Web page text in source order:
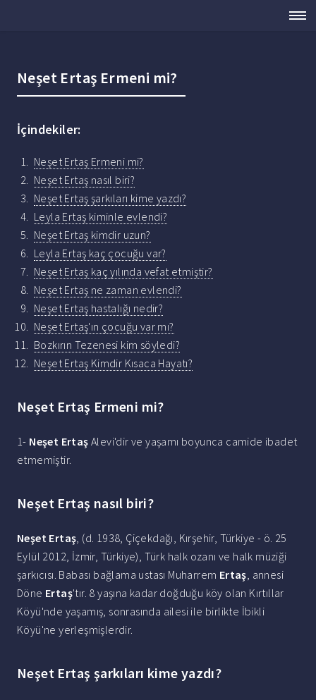
Neşet Ertaş Ermeni mi?
İçindekiler:
Neşet Ertaş Ermeni mi?
Neşet Ertaş nasıl biri?
Neşet Ertaş şarkıları kime yazdı?
Leyla Ertaş kiminle evlendi?
Neşet Ertaş kimdir uzun?
Leyla Ertaş kaç çocuğu var?
Neşet Ertaş kaç yılında vefat etmiştir?
Neşet Ertaş ne zaman evlendi?
Neşet Ertaş hastalığı nedir?
Neşet Ertaş'ın çocuğu var mı?
Bozkırın Tezenesi kim söyledi?
Neşet Ertaş Kimdir Kısaca Hayatı?
Neşet Ertaş Ermeni mi?
1- Neşet Ertaş Alevi'dir ve yaşamı boyunca camide ibadet
etmemiştir.
Neşet Ertaş nasıl biri?
Neşet Ertaş, (d. 1938, Çiçekdağı, Kırşehir, Türkiye - ö. 25
Eylül 2012, İzmir, Türkiye), Türk halk ozanı ve halk müziği
şarkıcısı. Babası bağlama ustası Muharrem Ertaş, annesi
Döne Ertaş'tır. 8 yaşına kadar doğduğu köy olan Kırtıllar
Köyü'nde yaşamış, sonrasında ailesi ile birlikte İbikli
Köyü'ne yerleşmişlerdir.
Neşet Ertaş şarkıları kime yazdı?